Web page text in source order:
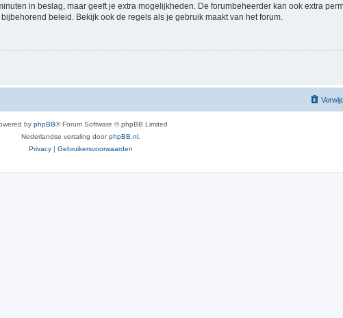
in beslag, maar geeft je extra mogelijkheden. De forumbeheerder kan ook extra
beleid. Bekijk ook de regels als je gebruik maakt van het forum.
by phpBB® Forum Software © phpBB Limited
Nederlandse vertaling doorphpBB.nl
Privacy | Gebruikersvoorwaarden